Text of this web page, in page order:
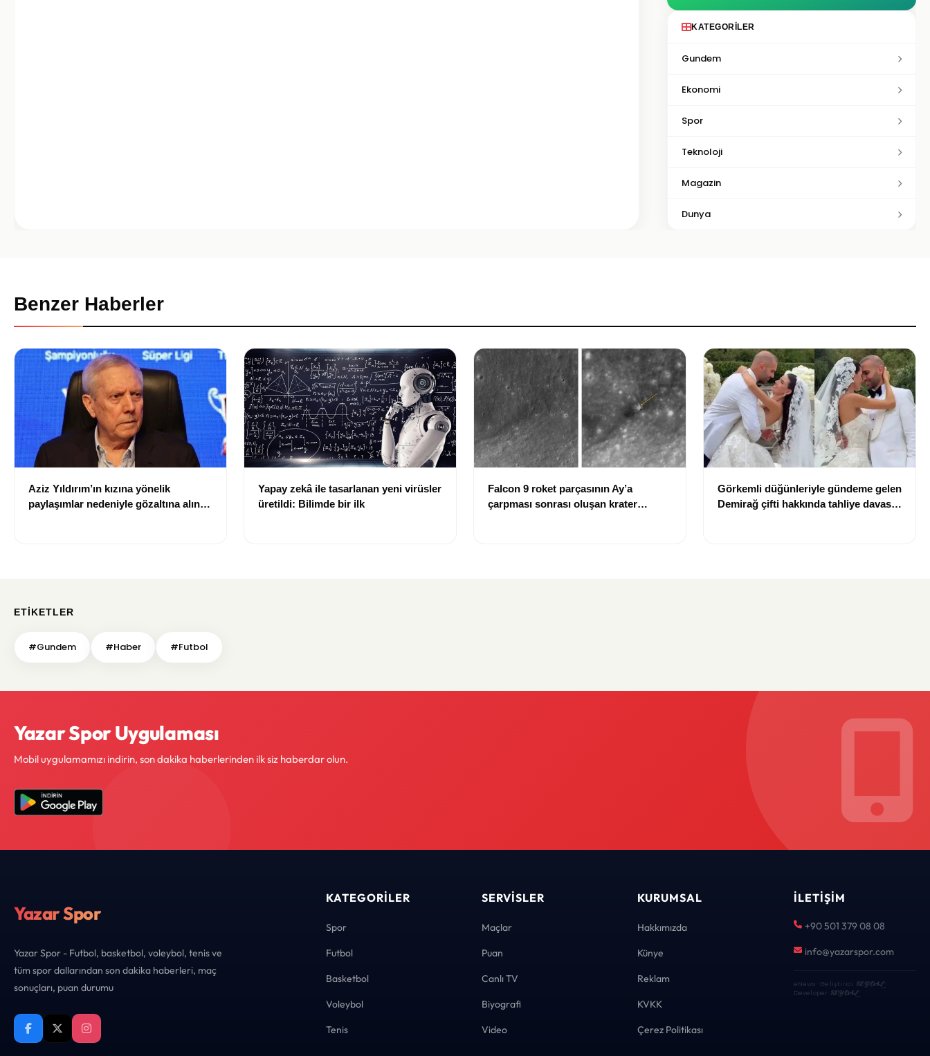
KATEGORILER
Gundem
Ekonomi
Spor
Teknoloji
Magazin
Dunya
Benzer Haberler
Aziz Yıldırım’ın kızına yönelik
paylaşımlar nedeniyle gözaltına alınan
Yapay zekâ ile tasarlanan yeni virüsler
üretildi: Bilimde bir ilk
Falcon 9 roket parçasının Ay’a
çarpması sonrası oluşan krater
Görkemli düğünleriyle gündeme gelen
Demirağ çifti hakkında tahliye davası
ETIKETLER
#Gundem #Haber #Futbol
Yazar Spor Uygulaması
Mobil uygulamamızı indirin, son dakika haberlerinden ilk siz haberdar olun.
Yazar Spor
Yazar Spor - Futbol, basketbol, voleybol, tenis ve
tüm spor dallarından son dakika haberleri, maç
sonuçları, puan durumu
KATEGORILER
Spor
Futbol
Basketbol
Voleybol
Tenis
SERVISLER
Maçlar
Puan
Canlı TV
Biyografi
Video
KURUMSAL
Hakkımızda
Künye
Reklam
KVKK
Çerez Politikası
İLETIŞIM
+90 501 379 08 08
info@yazarspor.com
eNews · Geliştirici KEYDAL·
Developer KEYDAL